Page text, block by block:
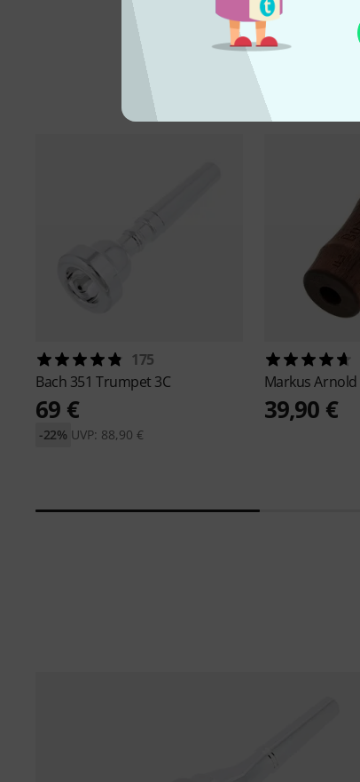
175
Bach 351 Trumpet 3C
69 €
UVP: 88,90 €
-22%
Markus Arnold
39,90 €